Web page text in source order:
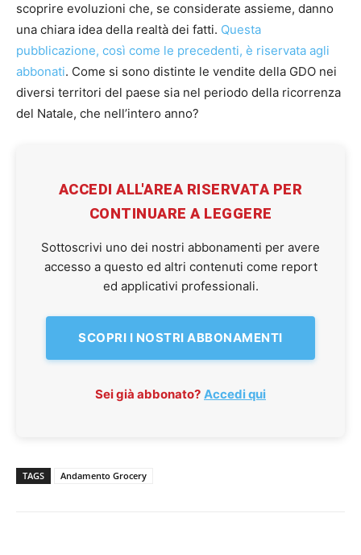
scoprire evoluzioni che, se considerate assieme, danno
una chiara idea della realtà dei fatti. Questa
pubblicazione, così come le precedenti, è riservata agli
abbonati. Come si sono distinte le vendite della GDO nei
diversi territori del paese sia nel periodo della ricorrenza
del Natale, che nell’intero anno?
ACCEDI ALL'AREA RISERVATA PER
CONTINUARE A LEGGERE
Sottoscrivi uno dei nostri abbonamenti per avere
accesso a questo ed altri contenuti come report
ed applicativi professionali.
SCOPRI I NOSTRI ABBONAMENTI
Sei già abbonato? Accedi qui
TAGS Andamento Grocery